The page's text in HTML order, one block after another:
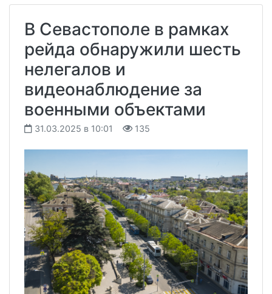
В Севастополе в рамках
рейда обнаружили шесть
нелегалов и
видеонаблюдение за
военными объектами
31.03.2025 в 10:01 135